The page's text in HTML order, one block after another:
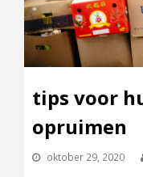
tips voor
opruimen
oktober 29, 2020